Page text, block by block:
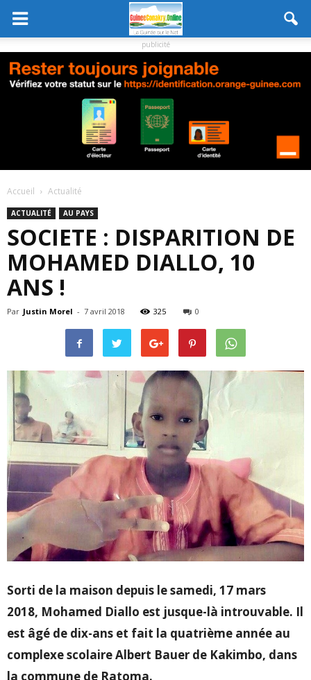
publicité
Accueil Actualité
ACTUALITÉ AU PAYS
SOCIETE : DISPARITION DE
MOHAMED DIALLO, 10
ANS !
Par Justin Morel - 7 avril 2018 325 0
Sorti de la maison depuis le samedi, 17 mars
2018, Mohamed Diallo est jusque-là introuvable. Il
est âgé de dix-ans et fait la quatrième année au
complexe scolaire Albert Bauer de Kakimbo, dans
la commune de Ratoma.